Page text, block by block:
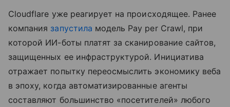
Cloudflare уже реагирует на происходящее. Ранее
компания запустила модель Pay per Crawl, при
которой ИИ-боты платят за сканирование сайтов,
защищенных ее инфраструктурой. Инициатива
отражает попытку переосмыслить экономику веба
в эпоху, когда автоматизированные агенты
составляют большинство «посетителей» любого